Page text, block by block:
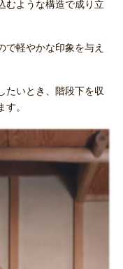
むような構造で成り立
で軽やかな印象を与え
たいとき、階段下を収
。